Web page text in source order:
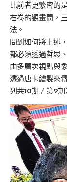
比前者更繁密的
右卷的觀畫間，
法。
問到如何將上述
都必須透過哲思
由多層次視點與
透過唐卡繪製來
列共10期 / 第9期